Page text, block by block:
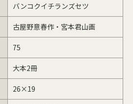
バンコクイチランズセツ
古屋野意春作・宮本君山画
75
大本2冊
26×19